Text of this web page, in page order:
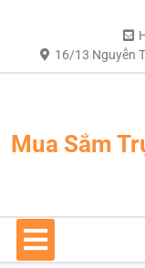
16/13 Nguyễn
Mua Sắm